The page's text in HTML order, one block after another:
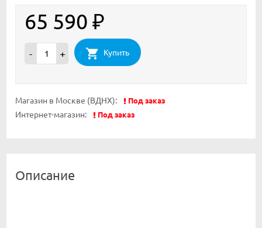
65 590 ₽
- + Купить
Магазин в Москве (ВДНХ): Под заказ
Интернет-магазин: Под заказ
Описание